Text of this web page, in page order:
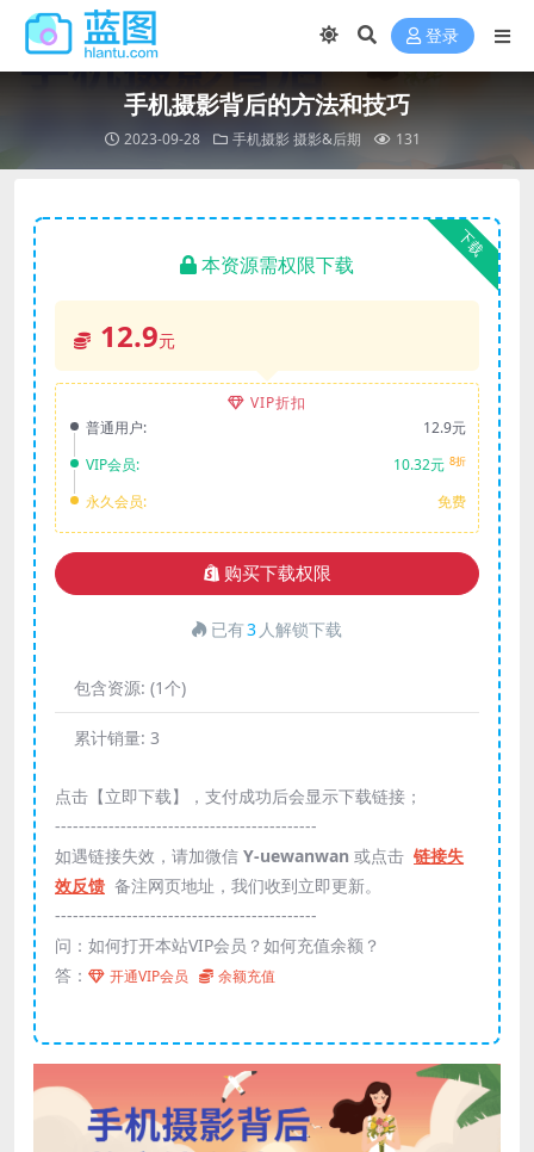
登录
手机摄影背后的方法和技巧
2023-09-28 手机摄影 摄影&后期 131
下载
本资源需权限下载
12.9元
VIP折扣
普通用户:
12.9元
VIP会员:
10.32元 8折
永久会员: 免费
购买下载权限
已有3 人解锁下载
包含资源: (1个)
累计销量: 3
点击【立即下载】，支付成功后会显示下载链接；
--------------------------------------------
如遇链接失效，请加微信 Y-uewanwan 或点击 链接失
效反馈 备注网页地址，我们收到立即更新。
--------------------------------------------
问：如何打开本站VIP会员？如何充值余额？
答：
开通VIP会员 余额充值